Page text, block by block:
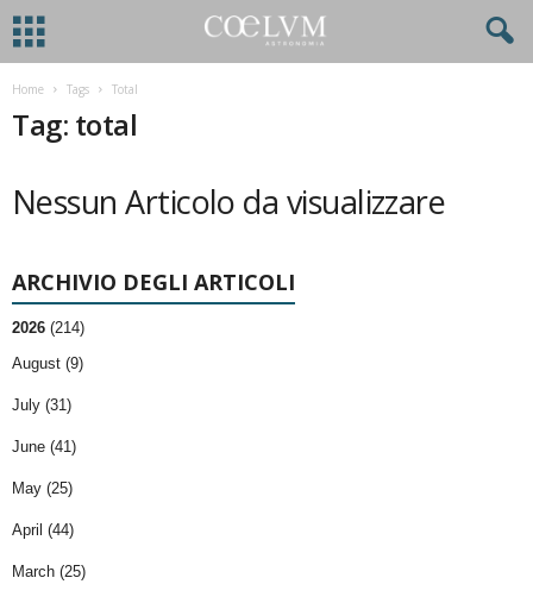
Home Tags Total
Tag: total
Nessun Articolo da visualizzare
ARCHIVIO DEGLI ARTICOLI
2026 (214)
August (9)
July (31)
June (41)
May (25)
April (44)
March (25)